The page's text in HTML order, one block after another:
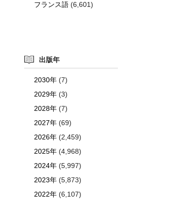
フランス語 (6,601)
出版年
2030年 (7)
2029年 (3)
2028年 (7)
2027年 (69)
2026年 (2,459)
2025年 (4,968)
2024年 (5,997)
2023年 (5,873)
2022年 (6,107)